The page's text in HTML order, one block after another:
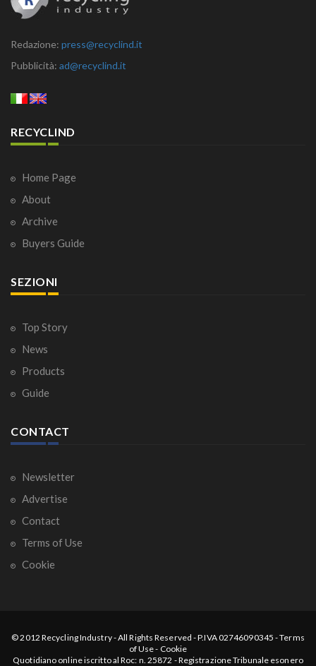
Redazione: press@recyclind.it
Pubblicità: ad@recyclind.it
RECYCLIND
Home Page
About
Archive
Buyers Guide
SEZIONI
Top Story
News
Products
Guide
CONTACT
Newsletter
Advertise
Contact
Terms of Use
Cookie
© 2012 Recycling Industry-All Rights Reserved - P.IVA 02746090345 -Terms
of Use- Cookie
Quotidiano online iscritto al Roc: n. 25872 - Registrazione Tribunale esonero